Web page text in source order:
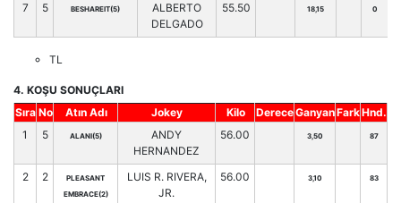
7 5 BESHAREIT(5)
ALBERTO
DELGADO
55.50 18,15 0
TL
4. KOŞU SONUÇLARI
Sıra No Atın Adı Jokey Kilo DereceGanyanFarkHnd.
1
5 ALANI(5)
ANDY
HERNANDEZ
56.00 3,50 87
2 2
PLEASANT
EMBRACE(2)
LUIS R. RIVERA,
JR.
56.00 3,10 83